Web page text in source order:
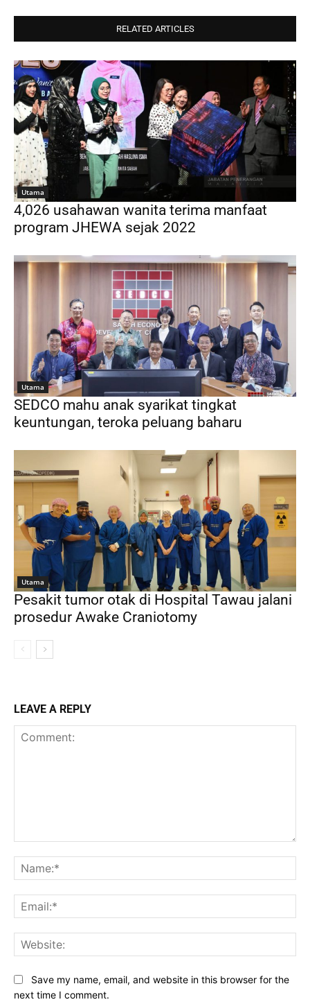
RELATED ARTICLES
Utama
4,026 usahawan wanita terima manfaat
program JHEWA sejak 2022
Utama
SEDCO mahu anak syarikat tingkat
keuntungan, teroka peluang baharu
Utama
Pesakit tumor otak di Hospital Tawau jalani
prosedur Awake Craniotomy
LEAVE A REPLY
Save my name, email, and website in this browser for the
next time I comment.